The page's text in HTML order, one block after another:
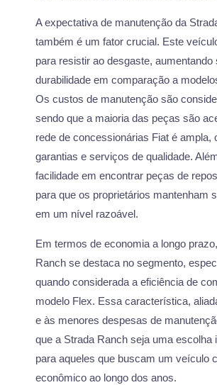
A expectativa de manutenção da
também é um fator crucial. Este
para resistir ao desgaste, aumentando
durabilidade em comparação a
Os custos de manutenção são
sendo que a maioria das peças são
rede de concessionárias Fiat é ampla,
garantias e serviços de qualidade.
facilidade em encontrar peças de
para que os proprietários mantenham
em um nível razoável.
Em termos de economia a longo
Ranch se destaca no segmento,
quando considerada a eficiência de
modelo Flex. Essa característica,
e às menores despesas de
que a Strada Ranch seja uma escolha
para aqueles que buscam um veículo
econômico ao longo dos anos.